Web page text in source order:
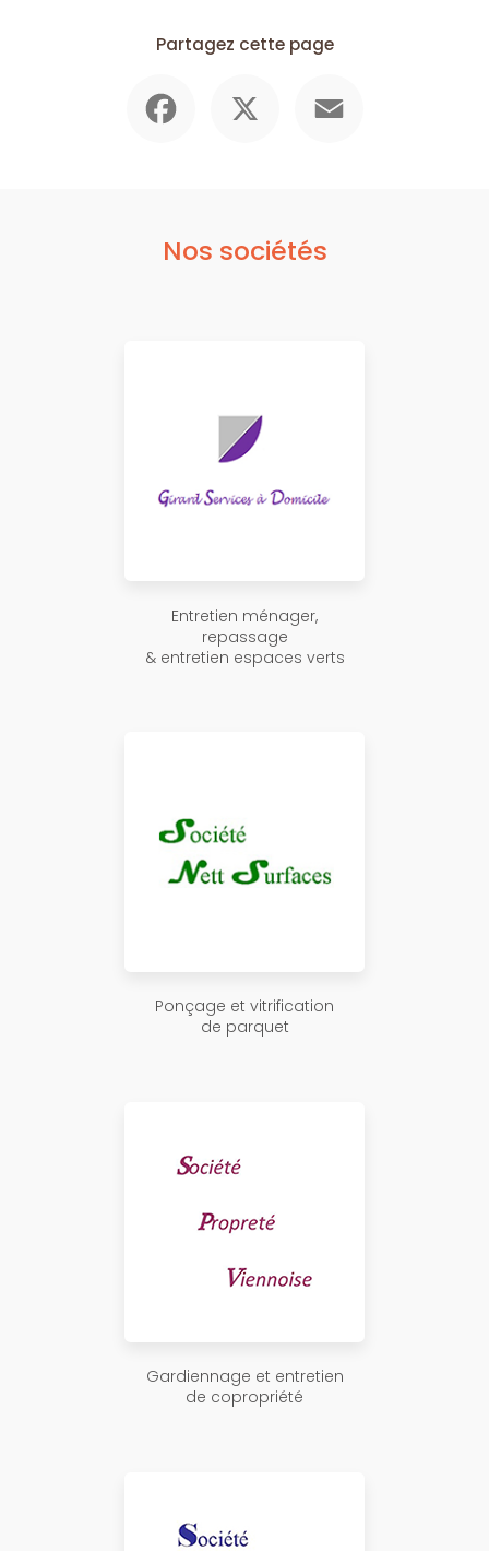
Partagez cette page
Nos sociétés
Entretien ménager,
repassage
& entretien espaces verts
Ponçage et vitrification
de parquet
Gardiennage et entretien
de copropriété